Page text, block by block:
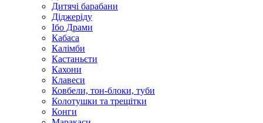
Дитячі барабани
Діджеріду
Ібо Драми
Кабаса
Калімби
Кастаньєти
Кахони
Клавеси
Ковбели, тон-блоки, туби
Колотушки та трещітки
Конги